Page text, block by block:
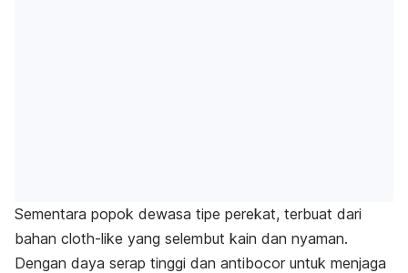
Sementara popok dewasa tipe perekat, terbuat dari
bahan cloth-like yang selembut kain dan nyaman.
Dengan daya serap tinggi dan antibocor untuk menjaga